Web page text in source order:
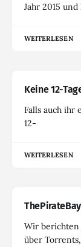
Jahr 2015
WEITERLESEN
Keine 12-
Falls auch ihr
12-
WEITERLESEN
Wir berichten
über